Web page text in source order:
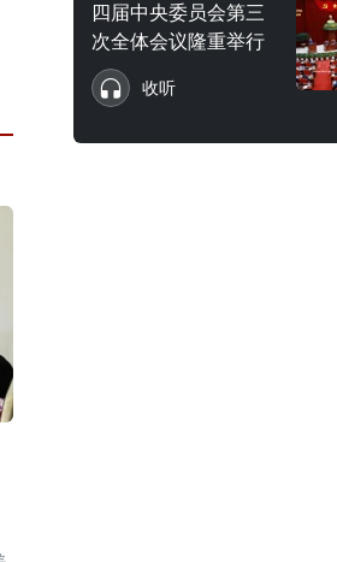
四届中央委员会第三
次全体会议隆重举行
收听